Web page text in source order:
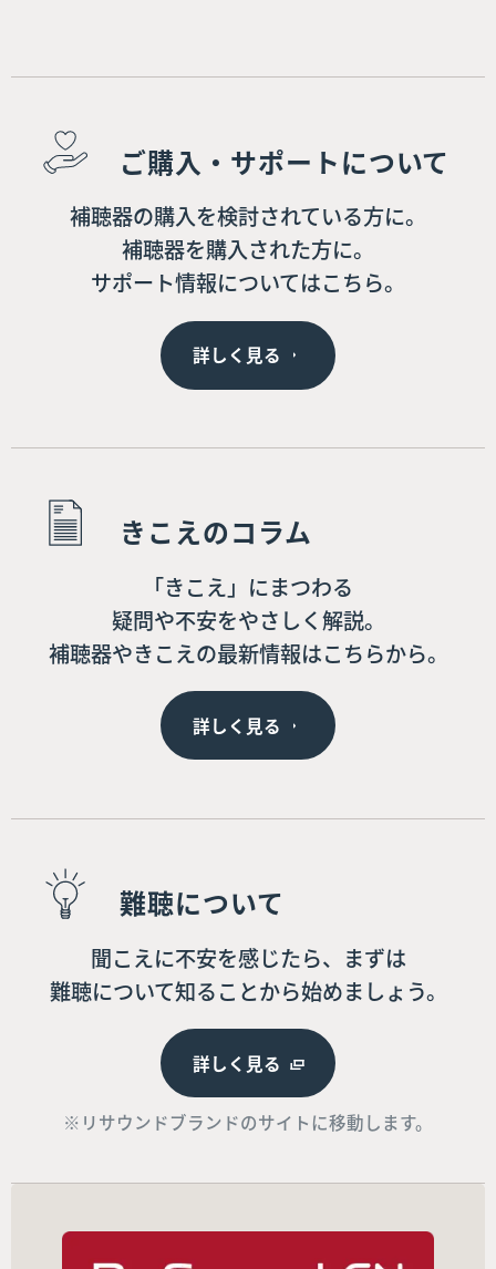
ご購入・サポートについて
補聴器の購入を検討されている方に。
補聴器を購入された方に。
サポート情報についてはこちら。
詳しく見る
きこえのコラム
「きこえ」にまつわる
疑問や不安をやさしく解説。
補聴器やきこえの最新情報はこちらから。
詳しく見る
難聴について
聞こえに不安を感じたら、まずは
難聴について知ることから始めましょう。
詳しく見る
※リサウンドブランドのサイトに移動します。